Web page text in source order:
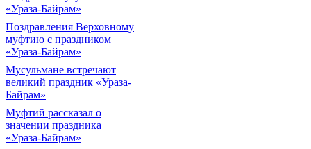
«Ураза-Байрам»
Поздравления Верховному
муфтию с праздником
«Ураза-Байрам»
Мусульмане встречают
великий праздник «Ураза-
Байрам»
Муфтий рассказал о
значении праздника
«Ураза-Байрам»